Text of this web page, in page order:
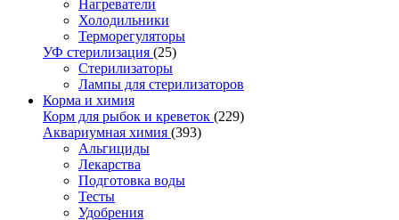
Нагреватели
Холодильники
Терморегуляторы
УФ стерилизация (25)
Стерилизаторы
Лампы для стерилизаторов
Корма и химия
Корм для рыбок и креветок (229)
Аквариумная химия (393)
Альгициды
Лекарства
Подготовка воды
Тесты
Удобрения